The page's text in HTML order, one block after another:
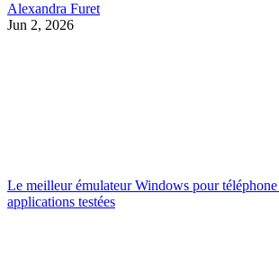
Alexandra Furet
Jun 2, 2026
Le meilleur émulateur Windows pour
applications testées